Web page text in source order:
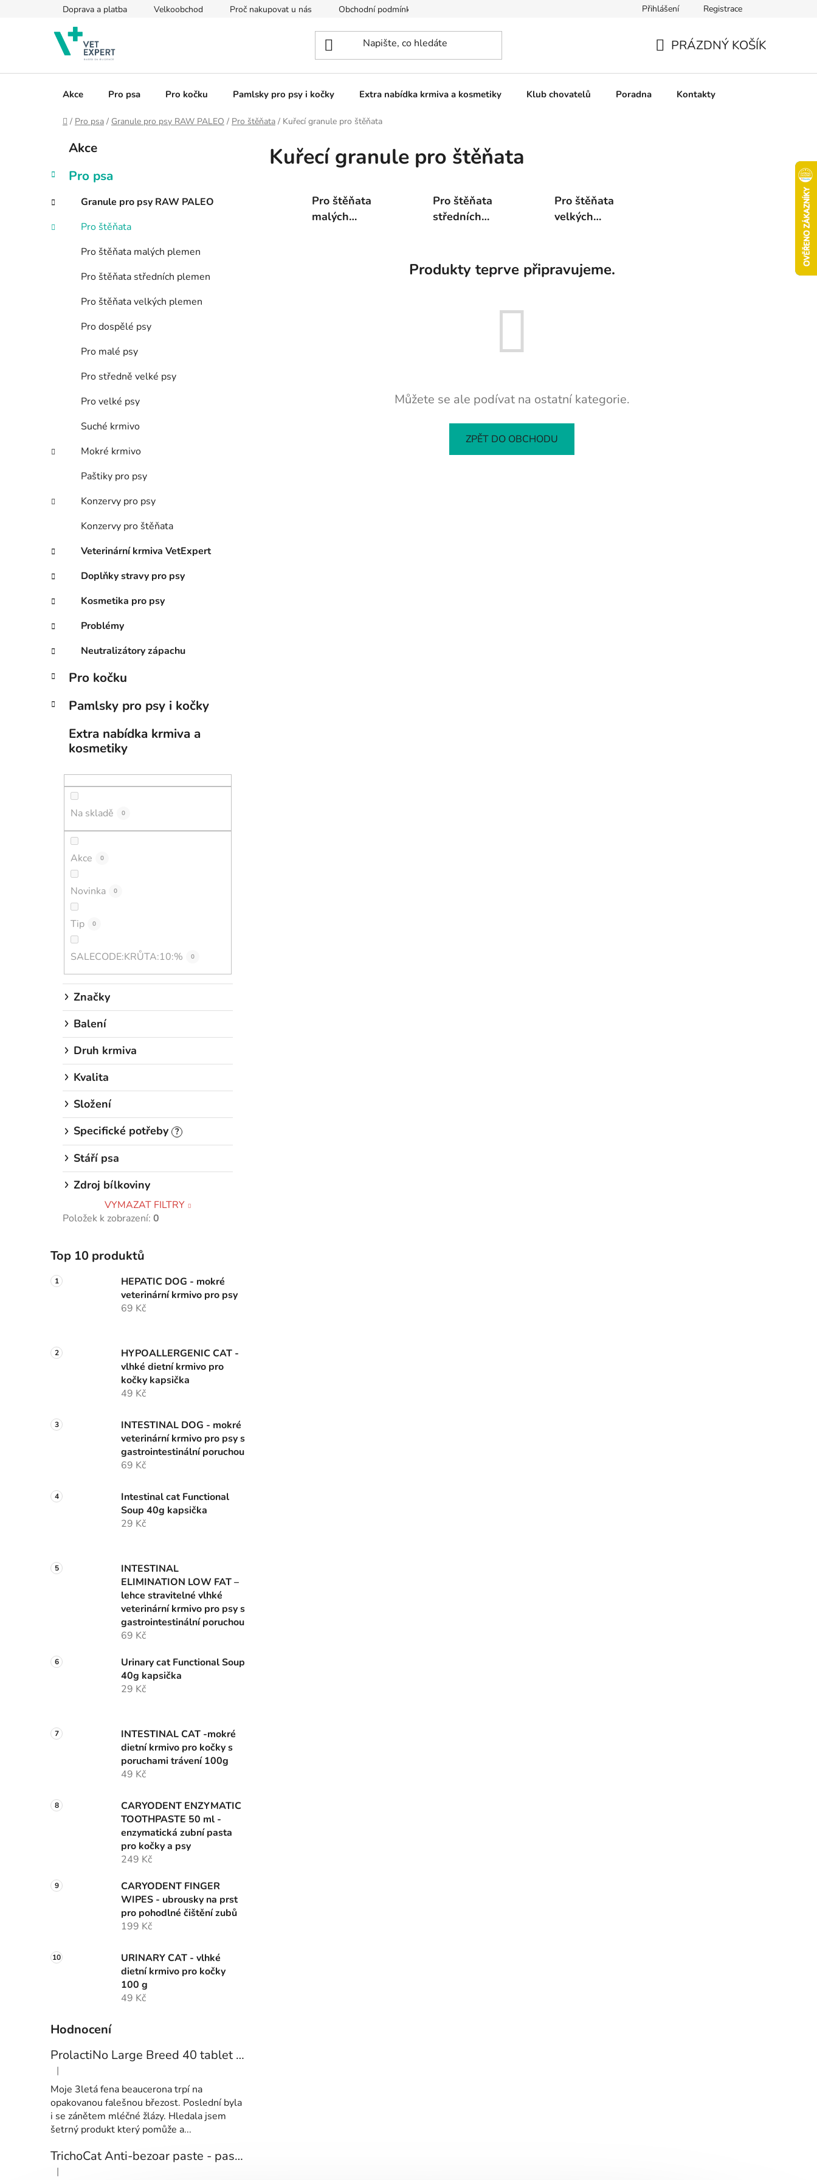
Doprava a platba Velkoobchod Proč nakupovat u nás Obchodní podmínky Pravidla soutěží
Přihlášení Registrace
KOŠÍK
PRÁZDNÝ KOŠÍK
Akce Pro psa Pro kočku Pamlsky pro psy i kočky Extra nabídka krmiva a kosmetiky Klub chovatelů Poradna Kontakty
Domů
/ Pro psa / Granule pro psy RAW PALEO / Pro štěňata / Kuřecí granule pro štěňata
s
r
a
n
Přeskočit
kategorie
e
o
i
Akce
Pro psa
Granule pro psy RAW PALEO
Pro štěňata
Pro štěňata malých plemen
Pro štěňata středních plemen
Pro štěňata velkých plemen
Pro dospělé psy
Pro malé psy
Pro středně velké psy
Pro velké psy
Suché krmivo
Mokré krmivo
Paštiky pro psy
Konzervy pro psy
Konzervy pro štěňata
Veterinární krmiva VetExpert
Doplňky stravy pro psy
Kosmetika pro psy
Problémy
Neutralizátory zápachu
Pro kočku
Pamlsky pro psy i kočky
Extra nabídka krmiva a
kosmetiky
Na skladě 0
Akce 0
Novinka 0
Tip 0
SALECODE:KRŮTA:10:% 0
Značky
Balení
Druh krmiva
Kvalita
Složení
Specifické potřeby ?
Stáří psa
Zdroj bílkoviny
VYMAZAT FILTRY
Položek k zobrazení: 0
Top 10 produktů
HEPATIC DOG - mokré
veterinární krmivo pro psy
69 Kč
HYPOALLERGENIC CAT -
vlhké dietní krmivo pro
kočky kapsička
49 Kč
INTESTINAL DOG - mokré
veterinární krmivo pro psy s
gastrointestinální poruchou
69 Kč
Intestinal cat Functional
Soup 40g kapsička
29 Kč
INTESTINAL
ELIMINATION LOW FAT –
lehce stravitelné vlhké
veterinární krmivo pro psy s
gastrointestinální poruchou
69 Kč
Urinary cat Functional Soup
40g kapsička
29 Kč
INTESTINAL CAT -mokré
dietní krmivo pro kočky s
poruchami trávení 100g
49 Kč
CARYODENT ENZYMATIC
TOOTHPASTE 50 ml -
enzymatická zubní pasta
pro kočky a psy
249 Kč
CARYODENT FINGER
WIPES - ubrousky na prst
pro pohodlné čištění zubů
199 Kč
URINARY CAT - vlhké
dietní krmivo pro kočky
100 g
49 Kč
Hodnocení
ProlactiNo Large Breed 40 tablet - přípravek pro feny velkých plemen s příznaky falešné březosti
Hodnocení produktu je 5 z 5 hvězdiček.
|
Moje 3letá fena beaucerona trpí na
opakovanou falešnou březost. Poslední byla
i se zánětem mléčné žlázy. Hledala jsem
šetrný produkt který pomůže a...
TrichoCat Anti-bezoar paste - pasta pro kočky na omezení tvorby chlupových smotků
Hodnocení produktu je 1 z 5 hvězdiček.
|
Kuřecí granule pro štěňata
Pro štěňata
malých
Pro štěňata
středních
Pro štěňata
velkých
Produkty teprve připravujeme.
Můžete se ale podívat na ostatní kategorie.
ZPĚT DO OBCHODU